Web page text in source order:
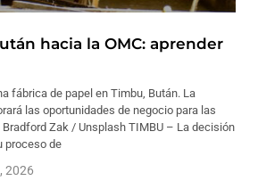
hacia la OMC: aprender
fábrica de papel en Timbu, Bután. La
las oportunidades de negocio para las
Zak / Unsplash TIMBU – La decisión
proceso de
2026